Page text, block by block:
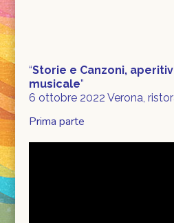
“Storie e Canzoni,
musicale”
6 ottobre 2022 Verona,
Prima parte